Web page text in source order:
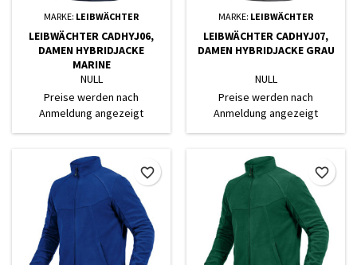
MARKE: LEIBWÄCHTER
LEIBWÄCHTER CADHYJ06,
DAMEN HYBRIDJACKE
MARINE
NULL
Preise werden nach
Anmeldung angezeigt
MARKE: LEIBWÄCHTER
LEIBWÄCHTER CADHYJ07,
DAMEN HYBRIDJACKE GRAU
NULL
Preise werden nach
Anmeldung angezeigt
favorite_border favorite_border